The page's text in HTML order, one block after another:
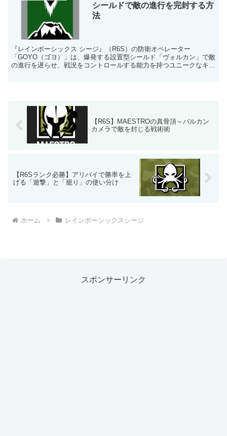
シールドで敵の進行を完封する方
法
『レインボーシックス シージ』（R6S）の防衛オペレーター
「GOYO（ゴヨ）」は、爆発する設置型シールド「ヴォルカン」で敵
の進行を遅らせ、戦況をコントロールする能力を持つユニークなキャ
【R6S】MAESTROの真骨頂～バルカン
カメラで敵を封じる戦術術
【R6Sランク必勝】アリバイで勝率を上
げる「遊撃」と「籠り」の使い分け
ホーム レインボーシックスシージ
スポンサーリンク